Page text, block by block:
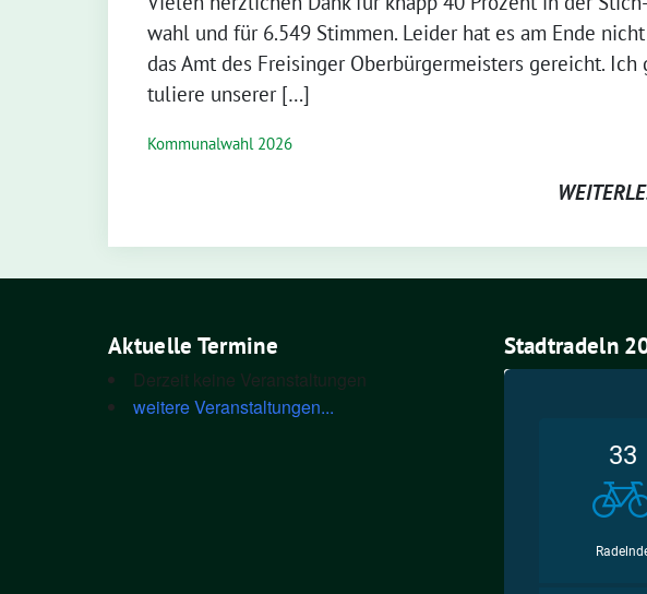
wahl und für 6.549 Stim­men. Lei­der hat es am Ende
das Amt des Frei­sin­ger Ober­bür­ger­meis­ters gereicht.
tu­lie­re unserer […]
Kommunalwahl 2026
Aktuelle Termine
Derzeit keine Veranstaltungen
weitere Veranstaltungen...
Stadtradeln